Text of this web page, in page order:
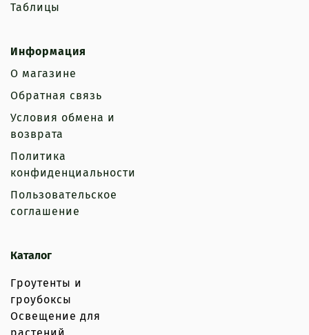
Таблицы
Информация
О магазине
Обратная связь
Условия обмена и
возврата
Политика
конфиденциальности
Пользовательское
соглашение
Каталог
Гроутенты и
гроубоксы
Освещение для